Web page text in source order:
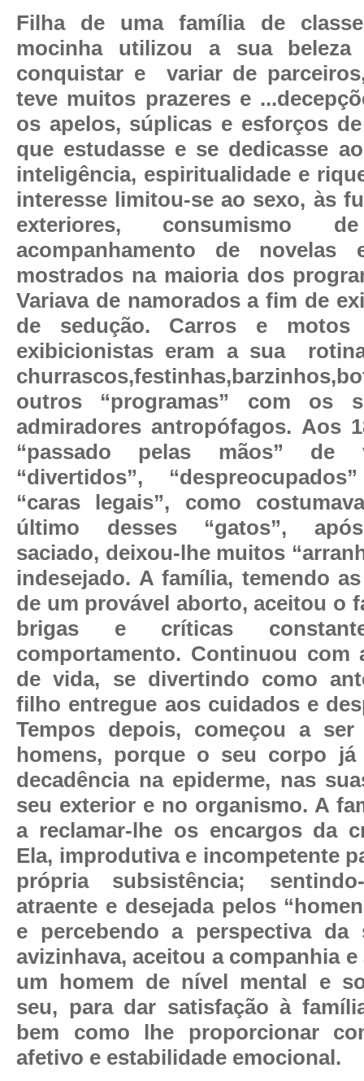
Filha de uma família de
mocinha utilizou a sua
conquistar e
variar de
teve muitos prazeres e
os apelos, súplicas e esforços
que estudasse e se dedicasse
inteligência, espiritualidade e
interesse limitou-se ao sexo, às
exteriores, consumismo
acompanhamento de
mostrados na maioria dos
Variava de namorados a fim de
de sedução. Carros e motos
exibicionistas eram a sua
outros “programas” com os
admiradores antropófagos. Aos
“passado pelas mãos” de
“divertidos”,
“caras legais”, como
último desses “gatos”,
saciado, deixou-lhe muitos
indesejado. A família, temendo
de um provável aborto, aceitou o
brigas e críticas
comportamento. Continuou com
de vida, se divertindo como
filho entregue aos cuidados e
Tempos depois, começou a ser
homens, porque o seu corpo
decadência na epiderme, nas
seu exterior e no organismo. A
a reclamar-lhe os encargos da
Ela, improdutiva e incompetente
própria subsistência;
atraente e desejada pelos
e percebendo a perspectiva da
avizinhava, aceitou a companhia
um homem de nível mental e
seu, para dar satisfação à
bem como lhe proporcionar
afetivo e estabilidade emocional.